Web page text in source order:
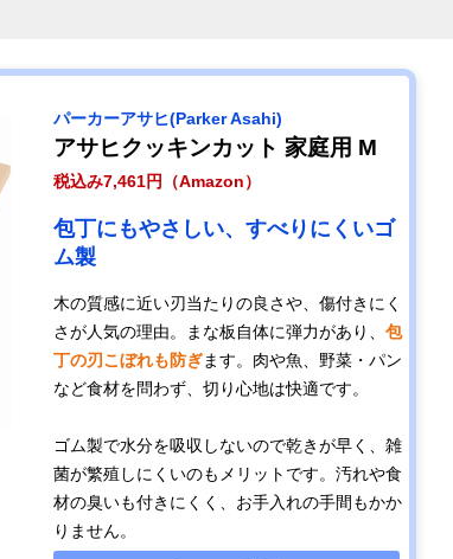
パーカーアサヒ(Parker Asahi)
アサヒクッキンカット 家庭用 M
税込み7,461円（Amazon）
包丁にもやさしい、すべりにくいゴ
ム製
木の質感に近い刃当たりの良さや、傷付きにく
さが人気の理由。まな板自体に弾力があり、 包
丁の刃こぼれも防ぎます。肉や魚、野菜・パン
など食材を問わず、切り心地は快適です。
ゴム製で水分を吸収しないので乾きが早く、雑
菌が繁殖しにくいのもメリットです。汚れや食
材の臭いも付きにくく、お手入れの手間もかか
りません。